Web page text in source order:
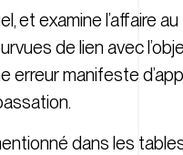
et examine l’affaire au
de lien avec
manifeste
dans les